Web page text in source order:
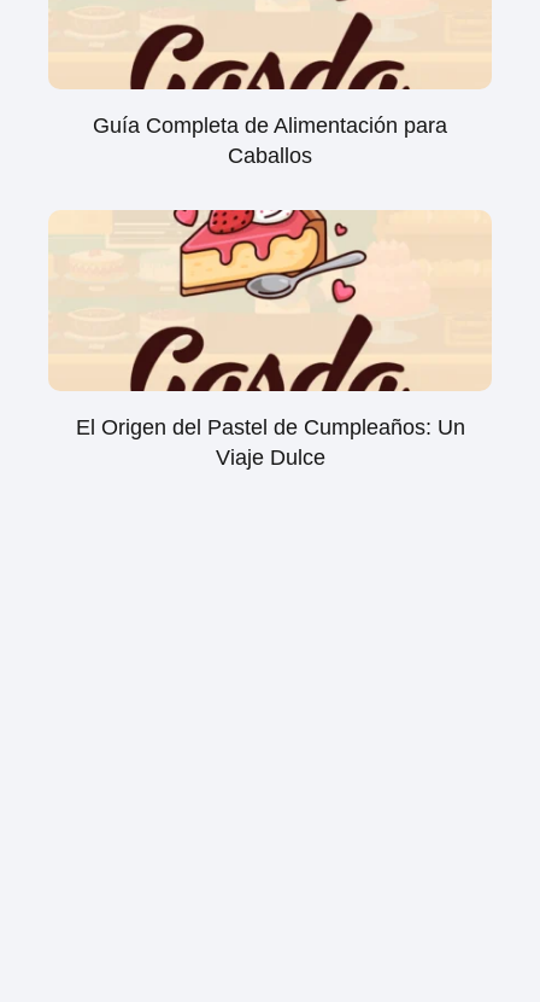
Guía Completa de Alimentación para
Caballos
El Origen del Pastel de Cumpleaños: Un
Viaje Dulce